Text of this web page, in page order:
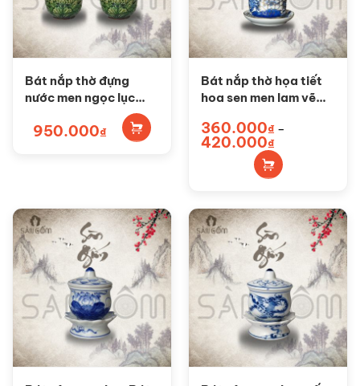
thể
được
chọn
trên
trang
sản
Bát nắp thờ đựng
nước men ngọc lục
bảo họa tiết hoa sen
SG-BNT05
950.000₫
Bát nắp thờ họa tiết
hoa sen men lam vẽ
360.000₫ –
420.000₫Khoảng
giá:
từ
360.000₫
đến
Sản
phẩm
biến
thể.
Các
tùy
chọn
có
thể
chọn
trên